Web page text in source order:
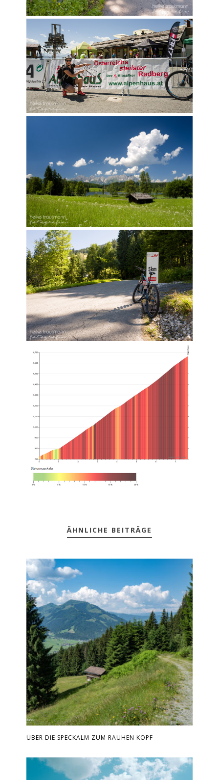
ÄHNLICHE BEITRÄGE
ÜBER DIE SPECKALM ZUM RAUHEN KOPF